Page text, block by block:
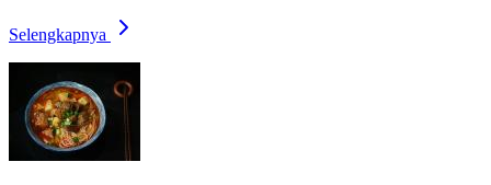
Selengkapnya